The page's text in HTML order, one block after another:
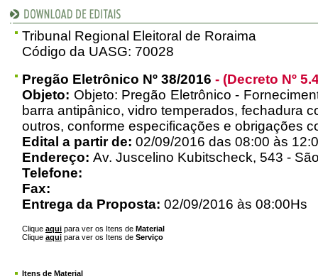
Tribunal Regional Eleitoral de Roraima
Código da UASG: 70028
Pregão Eletrônico Nº 38/2016 - (Decreto Nº
Objeto: Objeto: Pregão Eletrônico -
barra antipânico, vidro temperados, fechadura
outros, conforme especificações e obrigações
Edital a partir de: 02/09/2016 das 08:00 às
Endereço: Av. Juscelino Kubitscheck, 543 -
Telefone:
Fax:
Entrega da Proposta: 02/09/2016 às 08:00Hs
Clique aqui para ver os Itens de Material
Clique aqui para ver os Itens de Serviço
Itens de Material